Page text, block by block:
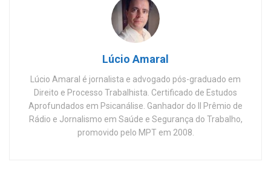
Lúcio Amaral
Lúcio Amaral é jornalista e advogado pós-graduado em
Direito e Processo Trabalhista. Certificado de Estudos
Aprofundados em Psicanálise. Ganhador do II Prêmio de
Rádio e Jornalismo em Saúde e Segurança do Trabalho,
promovido pelo MPT em 2008.